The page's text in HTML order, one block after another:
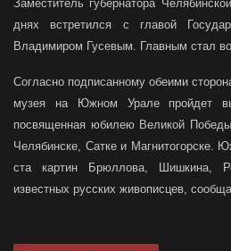
Заместитель губернатора
днях встретился с главой
Владимиром Гусевым. Главным стал
Согласно подписанному обеими
музея на Южном Урале пройдет
посвященная юбилею Великой
Челябинске, Сатке и Магнитогорске.
ста картин Брюллова, Шишкина,
известных русских живописцев,